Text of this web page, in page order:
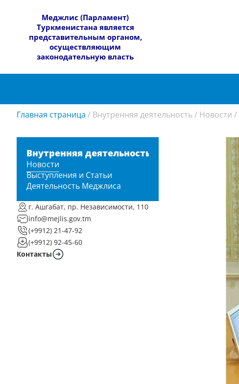
​Меджлис (Парламент)
Туркменистана является
представительным органом,
осуществляющим
законодательную власть
Главная страница / Внутренняя деятельность / Новости /
Внутренняя деятельность
Новости
Выступления и Статьи
Деятельность Меджлиса
г. Ашгабат, пр. Независимости, 110
info@mejlis.gov.tm
(+9912) 21-47-92
(+9912) 92-45-60
Контакты